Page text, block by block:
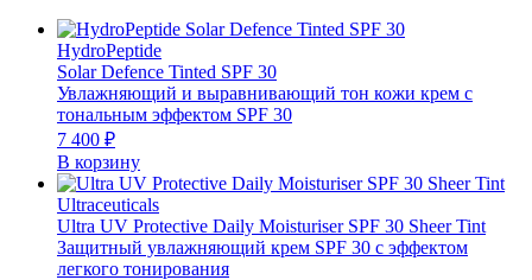
HydroPeptide
Solar Defence Tinted SPF 30
Увлажняющий и выравнивающий тон кожи крем с
тональным эффектом SPF 30
7 400 ₽
В корзину
Ultraceuticals
Ultra UV Protective Daily Moisturiser SPF 30 Sheer Tint
Защитный увлажняющий крем SPF 30 с эффектом
легкого тонирования